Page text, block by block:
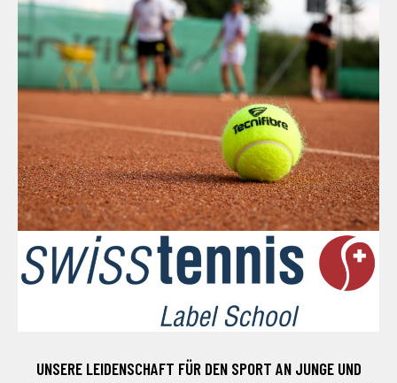
UNSERE LEIDENSCHAFT FÜR DEN SPORT AN JUNGE UND